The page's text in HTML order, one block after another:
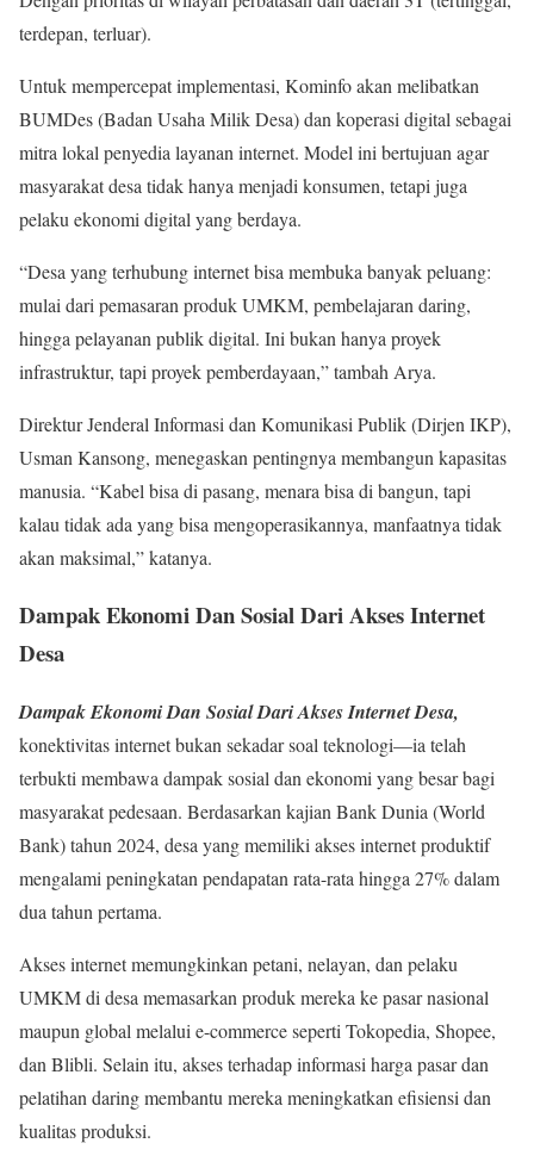
terdepan, terluar).
Untuk mempercepat implementasi, Kominfo akan melibatkan
BUMDes (Badan Usaha Milik Desa) dan koperasi digital sebagai
mitra lokal penyedia layanan internet. Model ini bertujuan agar
masyarakat desa tidak hanya menjadi konsumen, tetapi juga
pelaku ekonomi digital yang berdaya.
“Desa yang terhubung internet bisa membuka banyak peluang:
mulai dari pemasaran produk UMKM, pembelajaran daring,
hingga pelayanan publik digital. Ini bukan hanya proyek
infrastruktur, tapi proyek pemberdayaan,” tambah Arya.
Direktur Jenderal Informasi dan Komunikasi Publik (Dirjen IKP),
Usman Kansong, menegaskan pentingnya membangun kapasitas
manusia. “Kabel bisa di pasang, menara bisa di bangun, tapi
kalau tidak ada yang bisa mengoperasikannya, manfaatnya tidak
akan maksimal,” katanya.
Dampak Ekonomi Dan Sosial Dari Akses Internet
Desa
Dampak Ekonomi Dan Sosial Dari Akses Internet Desa,
konektivitas internet bukan sekadar soal teknologi—ia telah
terbukti membawa dampak sosial dan ekonomi yang besar bagi
masyarakat pedesaan. Berdasarkan kajian Bank Dunia (World
Bank) tahun 2024, desa yang memiliki akses internet produktif
mengalami peningkatan pendapatan rata-rata hingga 27% dalam
dua tahun pertama.
Akses internet memungkinkan petani, nelayan, dan pelaku
UMKM di desa memasarkan produk mereka ke pasar nasional
maupun global melalui e-commerce seperti Tokopedia, Shopee,
dan Blibli. Selain itu, akses terhadap informasi harga pasar dan
pelatihan daring membantu mereka meningkatkan efisiensi dan
kualitas produksi.